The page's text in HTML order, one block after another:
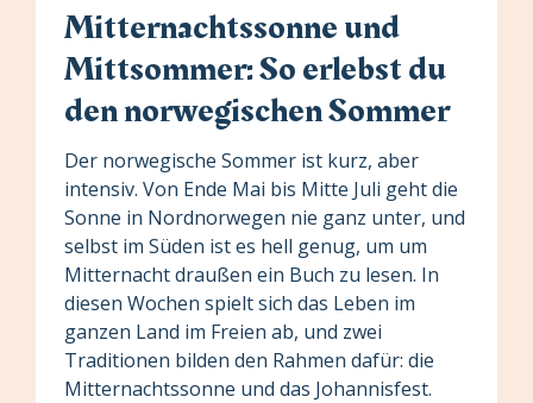
Mitternachtssonne und
Mittsommer: So erlebst du
den norwegischen Sommer
Der norwegische Sommer ist kurz, aber
intensiv. Von Ende Mai bis Mitte Juli geht die
Sonne in Nordnorwegen nie ganz unter, und
selbst im Süden ist es hell genug, um um
Mitternacht draußen ein Buch zu lesen. In
diesen Wochen spielt sich das Leben im
ganzen Land im Freien ab, und zwei
Traditionen bilden den Rahmen dafür: die
Mitternachtssonne und das Johannisfest.